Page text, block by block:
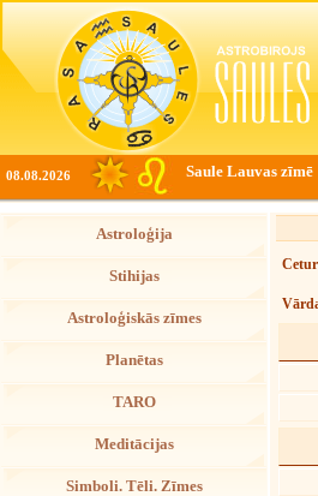
08.08.2026 Saule Lauvas zīmē
Astroloģija
Stihijas
Astroloģiskās zīmes
Planētas
TARO
Meditācijas
Simboli. Tēli. Zīmes